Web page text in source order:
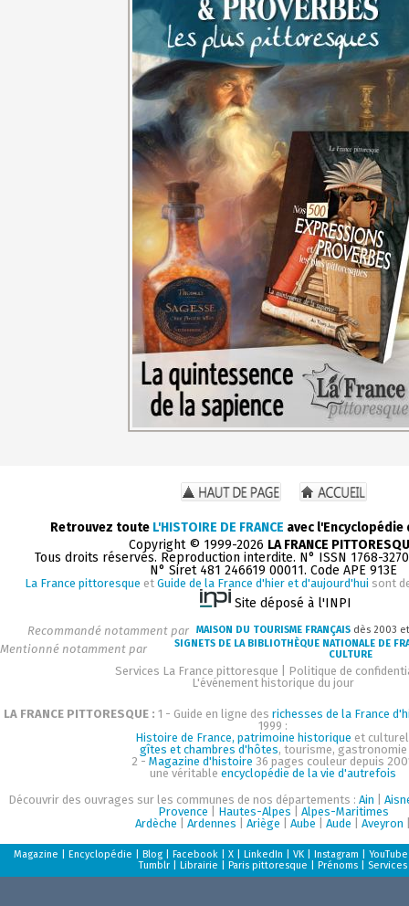
Retrouvez toute L'HISTOIRE DE FRANCE avec
Copyright © 1999-2026 LA FRANCE
Tous droits réservés. Reproduction interdite. N° ISSN 1768-
N° Siret 481 246619 00011. Code APE 913E
La France pittoresque et Guide de la France d'hier et d'aujourd'hui sont
Site déposé à l'INPI
Recommandé notamment par MAISON DU TOURISME FRANÇAIS dès 2003
Mentionné notamment par
SIGNETS DE LA BIBLIOTHÈQUE NATIONALE DE
CULTURE
Services La France pittoresque
Politique de
L'événement historique du jour
LA FRANCE PITTORESQUE : 1 - Guide en ligne des richesses de la France
1999 :
Histoire de France, patrimoine historique et
gîtes et chambres d'hôtes, tourisme, gastronomie
2 - Magazine d'histoire 36 pages couleur depuis
une véritableencyclopédie de la vie d'autrefois
Découvrir des ouvrages sur les communes de nos départements :Ain |
Provence
Hautes-Alpes
Alpes-Maritimes
Ardèche |Ardennes |Ariège |Aube |Aude |Aveyron
Magazine |Encyclopédie |Blog |Facebook |X |LinkedIn |VK |Instagram |YouTube
Tumblr |Librairie |Paris pittoresque |Prénoms Services